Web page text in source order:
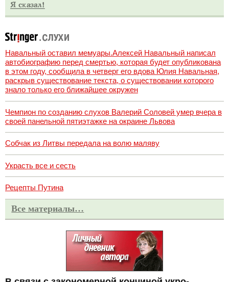
Навальный оставил мемуары.Алексей Навальный написал
автобиографию перед смертью, которая будет опубликована
в этом году, сообщила в четверг его вдова Юлия Навальная,
раскрыв существование текста, о существовании которого
знало только его ближайшее окружен
Чемпион по созданию слухов Валерий Соловей умер вчера в
своей панельной пятиэтажке на окраине Львова
Собчак из Литвы передала на волю маляву
Украсть все и сесть
Рецепты Путина
Все материалы…